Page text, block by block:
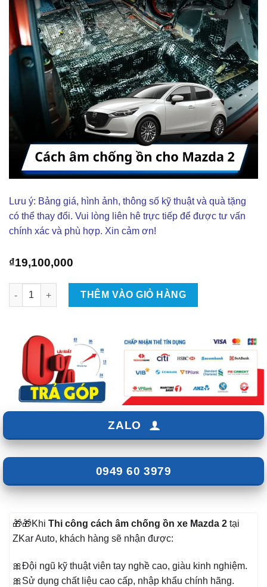
Lưu ý: Bảng giá, hình ảnh, thông số kỹ thuật và quà tặng
có thể thay đổi. Vui lòng liên hê trực tiếp để được tư vấn
chính xác và phù hợp. Xin cảm ơn!
₫19,100,000
Cách âm chống ồn cho Mazda 2 số lượng
THÊM VÀO GIỎ HÀNG
ZALO
0949 60 3979
🎁🎁Khi Thi công cách âm chống ồn xe Mazda 2 tại
ZKar Auto, khách hàng sẽ nhận được:
🎀Đội ngũ kỹ thuật viên tay nghề cao, giàu kinh nghiệm.
🎀Sử dụng chất liệu cao cấp, nhập khẩu chính hãng.